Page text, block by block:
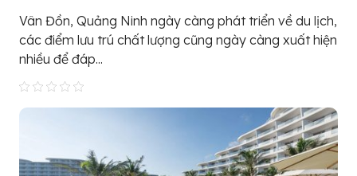
Vân Đồn, Quảng Ninh ngày càng phát triển về du lịch,
các điểm lưu trú chất lượng cũng ngày càng xuất hiện
nhiều để đáp...